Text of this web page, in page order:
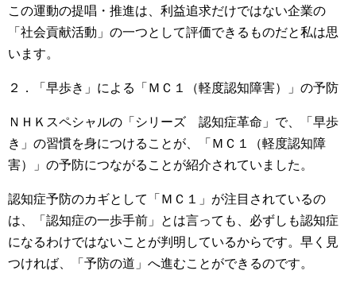
この運動の提唱・推進は、利益追求だけではない企業の
「社会貢献活動」の一つとして評価できるものだと私は思
います。
２．「早歩き」による「ＭＣ１（軽度認知障害）」の予防
ＮＨＫスペシャルの「シリーズ 認知症革命」で、「早歩
き」の習慣を身につけることが、「ＭＣ１（軽度認知障
害）」の予防につながることが紹介されていました。
認知症予防のカギとして「ＭＣ１」が注目されているの
は、「認知症の一歩手前」とは言っても、必ずしも認知症
になるわけではないことが判明しているからです。早く見
つければ、「予防の道」へ進むことができるのです。